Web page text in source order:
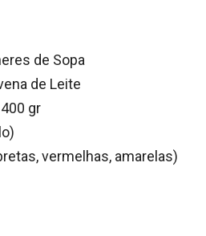
de Sopa
de Leite
gr
vermelhas, amarelas)